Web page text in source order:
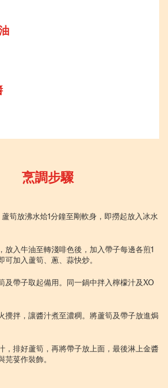
烹調步驟
筍放沸水烚1分鐘至剛軟身，即撈起放入冰水
放入牛油至轉淺啡色後，加入帶子每邊各煎1
可加入蘆筍、蔥、蒜快炒。
及帶子取起備用。同一鍋中拌入檸檬汁及XO
攪拌，讓醬汁煮至濃稠。將蘆筍及帶子放進焗
，排好蘆筍，再將帶子放上面，最後淋上金醬
芫荽作裝飾。